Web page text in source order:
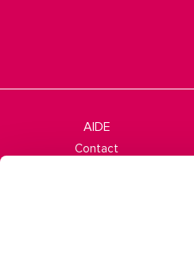
AIDE
Contact